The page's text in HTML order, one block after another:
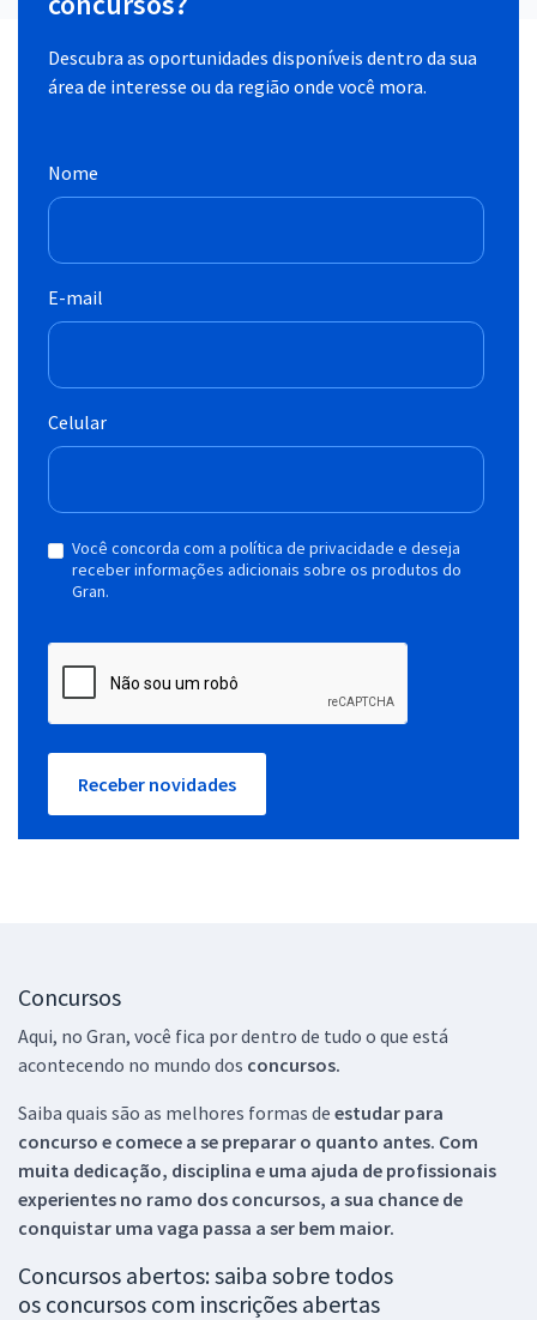
Descubra as oportunidades disponíveis dentro da sua
área de interesse ou da região onde você mora.
Nome
E-mail
Celular
Você concorda com a política de privacidade e deseja
receber informações adicionais sobre os produtos do
Gran.
Receber novidades
Concursos
Aqui, no Gran, você fica por dentro de tudo o que está
acontecendo no mundo dos concursos.
Saiba quais são as melhores formas de estudar para
concurso e comece a se preparar o quanto antes. Com
muita dedicação, disciplina e uma ajuda de profissionais
experientes no ramo dos concursos, a sua chance de
conquistar uma vaga passa a ser bem maior.
Concursos abertos: saiba sobre todos
os concursos com inscrições abertas